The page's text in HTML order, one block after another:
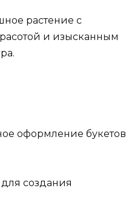
растение с
и изысканным
оформление букетов
создания